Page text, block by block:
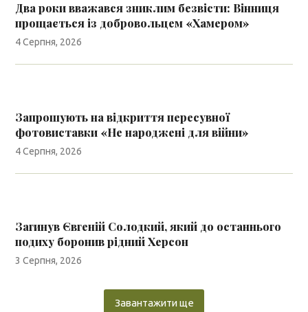
Два роки вважався зниклим безвісти: Вінниця
прощається із добровольцем «Хамером»
4 Серпня, 2026
Запрошують на відкриття пересувної
фотовиставки «Не народжені для війни»
4 Серпня, 2026
Загинув Євгеній Солодкий, який до останнього
подиху боронив рідний Херсон
3 Серпня, 2026
Завантажити ще